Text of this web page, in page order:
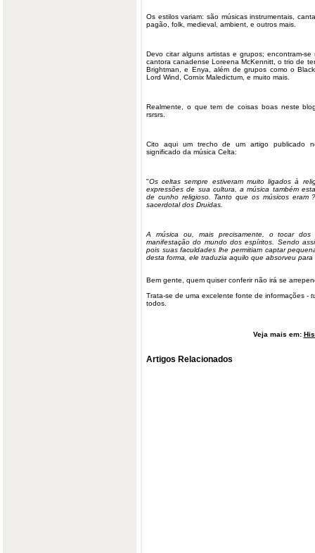
Os estilos variam: são músicas instrumentais,
pagão, folk, medieval, ambient, e outros mais.
Devo citar alguns artistas e grupos; encontram-
cantora canadense Loreena McKennitt, o trio de
Brightman, e Enya, além de grupos como o
Lord Wind, Cornix Maledictum, e muito mais.
Realmente, o que tem de coisas boas neste
rsrsrs.
Cito aqui um trecho de um artigo publicado
significado da música Celta:
"Os celtas sempre estiveram muito ligados à
expressões de sua cultura, a música também
de cunho religioso. Tanto que os músicos eram
sacerdotal dos Druidas.
A música ou, mais precisamente, o tocar dos
manifestação do mundo dos espíritos. Sendo
pois suas faculdades lhe permitiam captar
desta forma, ele traduzia aquilo que absorveu para
Bem gente, quem quiser conferir não irá se
Trata-se de uma excelente fonte de informações -
todos.
Veja mais em:
Artigos Relacionados